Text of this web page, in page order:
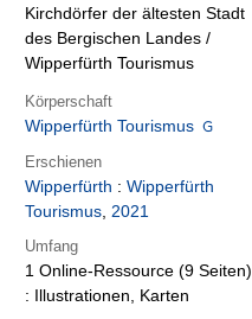
Kirchdörfer der ältesten Stadt
des Bergischen Landes /
Wipperfürth Tourismus
Körperschaft
Wipperfürth Tourismus
Erschienen
Wipperfürth : Wipperfürth
Tourismus, 2021
Umfang
1 Online-Ressource (9 Seiten)
: Illustrationen, Karten